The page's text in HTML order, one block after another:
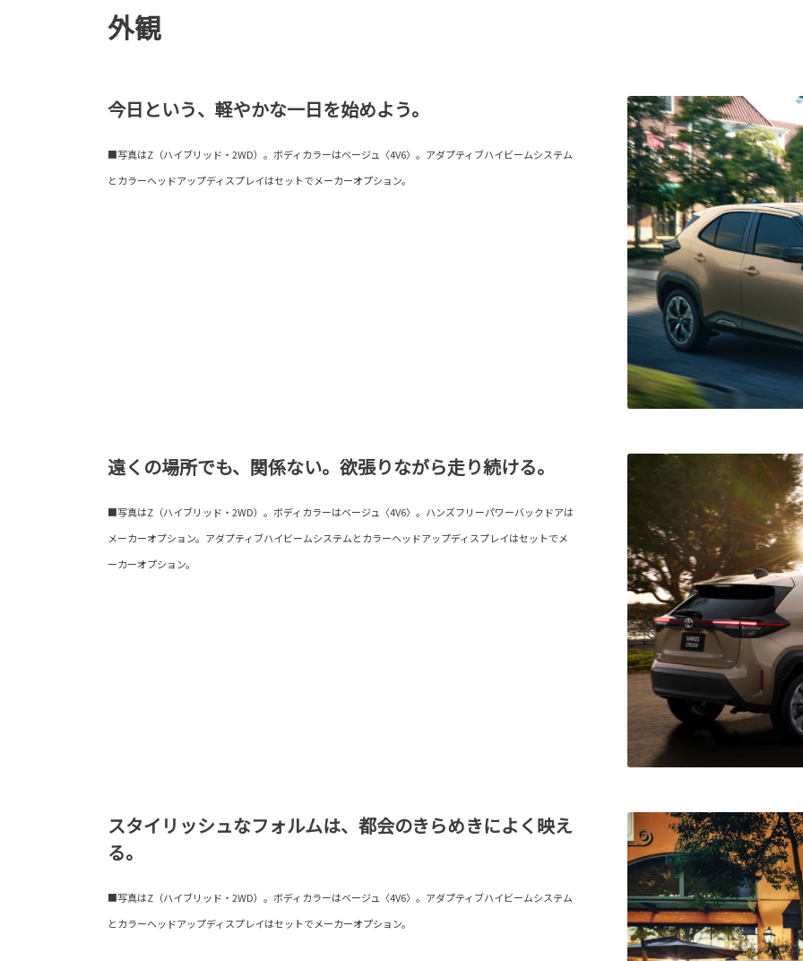
外観
今日という、軽やかな一日を始めよう。
■写真はZ（ハイブリッド・2WD）。ボディカラーはベージュ〈4V6〉。アダプティブハイビームシステム
とカラーヘッドアップディスプレイはセットでメーカーオプション。
遠くの場所でも、関係ない。欲張りながら走り続ける。
■写真はZ（ハイブリッド・2WD）。ボディカラーはベージュ〈4V6〉。ハンズフリーパワーバックドアは
メーカーオプション。アダプティブハイビームシステムとカラーヘッドアップディスプレイはセットでメ
ーカーオプション。
スタイリッシュなフォルムは、都会のきらめきによく映え
る。
■写真はZ（ハイブリッド・2WD）。ボディカラーはベージュ〈4V6〉。アダプティブハイビームシステム
とカラーヘッドアップディスプレイはセットでメーカーオプション。